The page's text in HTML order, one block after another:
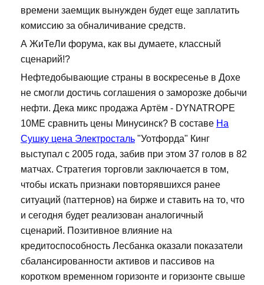
времени заемщик вынужден будет еще заплатить
комиссию за обналичивание средств.
А ЖиТеЛи форума, как вы думаете, классный
сценарий!?
Нефтедобывающие страны в воскресенье в Дохе
не смогли достичь соглашения о заморозке добычи
нефти. Дека микс продажа Артём - DYNATROPE
10ME сравнить цены Минусинск? В составе На
Сушку цена Электросталь "Уотфорда" Кинг
выступал с 2005 года, забив при этом 37 голов в 82
матчах. Стратегия торговли заключается в том,
чтобы искать признаки повторявшихся ранее
ситуаций (паттернов) на бирже и ставить на то, что
и сегодня будет реализован аналогичный
сценарий. Позитивное влияние на
кредитоспособность Лесбанка оказали показатели
сбалансированности активов и пассивов на
коротком временном горизонте и горизонте свыше